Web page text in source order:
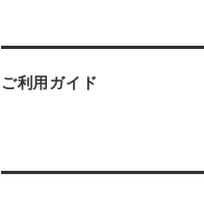
ご利用ガイド